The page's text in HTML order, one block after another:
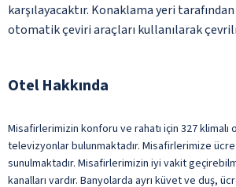
karşılayacaktır. Konaklama yeri
otomatik çeviri araçları kullanılarak
Otel Hakkında
Misafirlerimizin konforu ve rahatı için 327 klimalı
televizyonlar bulunmaktadır. Misafirlerimize
sunulmaktadır. Misafirlerimizin iyi vakit
kanalları vardır. Banyolarda ayrı küvet ve duş,